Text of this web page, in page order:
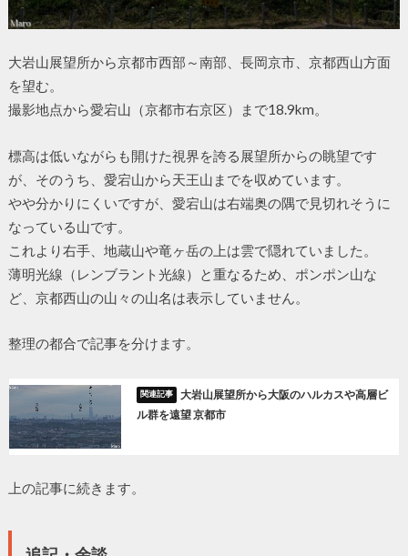
大岩山展望所から京都市西部～南部、長岡京市、京都西山方面
を望む。
撮影地点から愛宕山（京都市右京区）まで18.9km。
標高は低いながらも開けた視界を誇る展望所からの眺望です
が、そのうち、愛宕山から天王山までを収めています。
やや分かりにくいですが、愛宕山は右端奥の隅で見切れそうに
なっている山です。
これより右手、地蔵山や竜ヶ岳の上は雲で隠れていました。
薄明光線（レンブラント光線）と重なるため、ポンポン山な
ど、京都西山の山々の山名は表示していません。
整理の都合で記事を分けます。
大岩山展望所から大阪のハルカスや高層ビ
ル群を遠望 京都市
上の記事に続きます。